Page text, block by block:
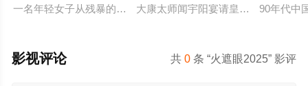
一名年轻女子从残暴的亡命团伙手中劫走了一批黄金，一路逃
大康太师闻宇阳宴请皇上义子神策府
90年代中
共0 条 “火遮眼2025” 影评
影视评论